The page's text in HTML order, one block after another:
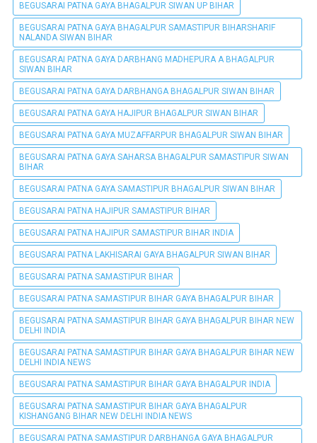
BEGUSARAI PATNA GAYA BHAGALPUR SIWAN UP BIHAR
BEGUSARAI PATNA GAYA BHAGALPUR SAMASTIPUR BIHARSHARIF
NALANDA SIWAN BIHAR
BEGUSARAI PATNA GAYA DARBHANG MADHEPURA A BHAGALPUR
SIWAN BIHAR
BEGUSARAI PATNA GAYA DARBHANGA BHAGALPUR SIWAN BIHAR
BEGUSARAI PATNA GAYA HAJIPUR BHAGALPUR SIWAN BIHAR
BEGUSARAI PATNA GAYA MUZAFFARPUR BHAGALPUR SIWAN BIHAR
BEGUSARAI PATNA GAYA SAHARSA BHAGALPUR SAMASTIPUR SIWAN
BIHAR
BEGUSARAI PATNA GAYA SAMASTIPUR BHAGALPUR SIWAN BIHAR
BEGUSARAI PATNA HAJIPUR SAMASTIPUR BIHAR
BEGUSARAI PATNA HAJIPUR SAMASTIPUR BIHAR INDIA
BEGUSARAI PATNA LAKHISARAI GAYA BHAGALPUR SIWAN BIHAR
BEGUSARAI PATNA SAMASTIPUR BIHAR
BEGUSARAI PATNA SAMASTIPUR BIHAR GAYA BHAGALPUR BIHAR
BEGUSARAI PATNA SAMASTIPUR BIHAR GAYA BHAGALPUR BIHAR NEW
DELHI INDIA
BEGUSARAI PATNA SAMASTIPUR BIHAR GAYA BHAGALPUR BIHAR NEW
DELHI INDIA NEWS
BEGUSARAI PATNA SAMASTIPUR BIHAR GAYA BHAGALPUR INDIA
BEGUSARAI PATNA SAMASTIPUR BIHAR GAYA BHAGALPUR
KISHANGANG BIHAR NEW DELHI INDIA NEWS
BEGUSARAI PATNA SAMASTIPUR DARBHANGA GAYA BHAGALPUR